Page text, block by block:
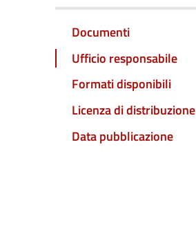
Documenti
Ufficio responsabile
Formati disponibili
Licenza di distribuzione
Data pubblicazione